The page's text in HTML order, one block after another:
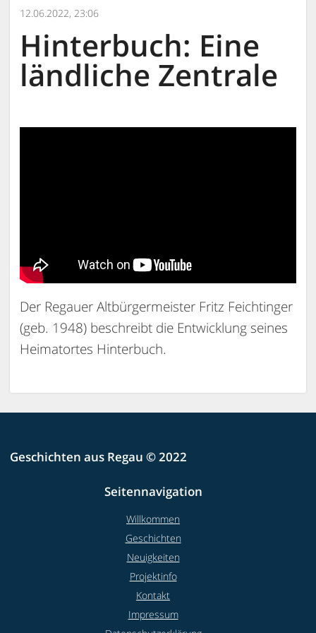
12.06.2022, 23:06
Hinterbuch: Eine
ländliche Zentrale
Der Regauer Altbürgermeister Fritz Feichtinger
(geb. 1948) beschreibt die Entwicklung seines
Heimatortes Hinterbuch.
Geschichten aus Regau © 2022
Seitennavigation
Willkommen
Geschichten
Neuigkeiten
Projektinfo
Kontakt
Impressum